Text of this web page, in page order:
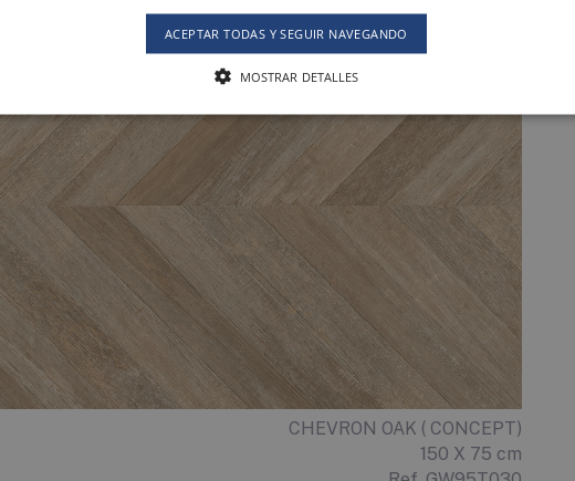
CHEVRON OAK ( CONCEPT)
150 X 75 cm
ACEPTAR TODAS Y SEGUIR NAVEGANDO
MOSTRAR DETALLES